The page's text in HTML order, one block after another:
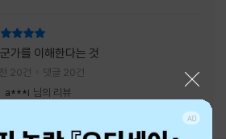
가를 이해한다는 것
20건 댓글 20건
a***i 님의 리뷰